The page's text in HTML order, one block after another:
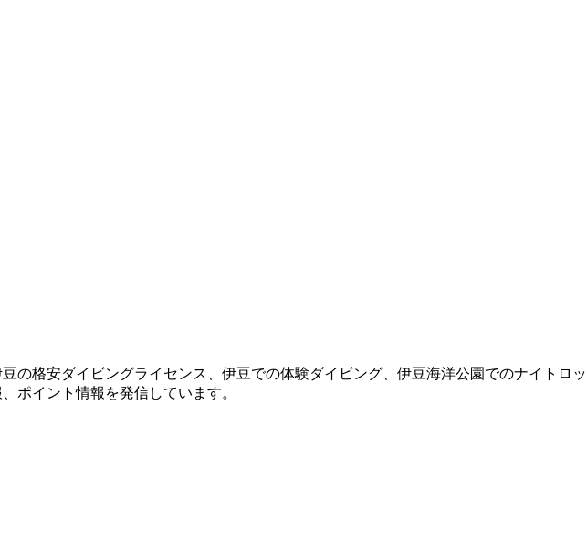
格安ダイビングライセンス、伊豆での体験ダイビング、伊豆海洋公園でのナイトロッ
ポイント情報を発信しています。